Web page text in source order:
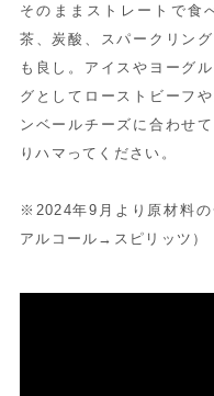
そのままストレートで食
茶、炭酸、スパークリン
も良し。アイスやヨーグ
グとしてローストビーフ
ンベールチーズに合わせ
りハマってください。
※2024年9月より原材料
アルコール→スピリッツ）